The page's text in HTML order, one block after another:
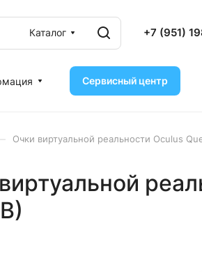
Каталог +7 (951)
Сервисный центр
Очки виртуальной реальности Oculus